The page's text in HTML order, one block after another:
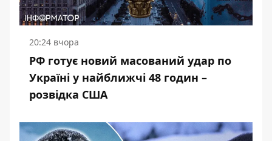
20:24 вчора
РФ готує новий масований удар по
Україні у найближчі 48 годин –
розвідка США